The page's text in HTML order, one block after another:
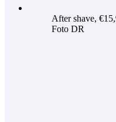
After shave,
Foto DR